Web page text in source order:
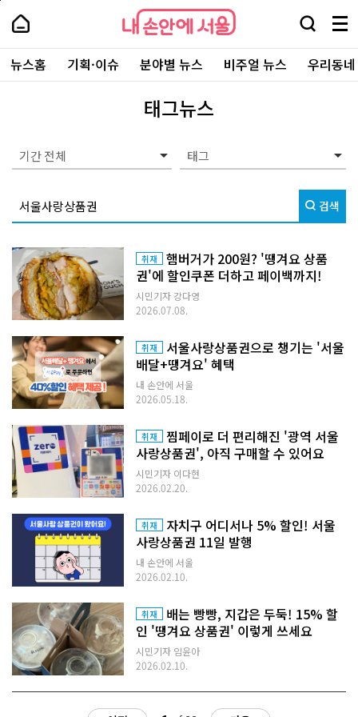
본
로
가
내
손
안
에
서
울
대
표
통
포
털
내
손
에
울
검
창
열
기
메
뉴
전
체
보
주
요
서
뉴스홈 기획·이슈 분야별 뉴스 비주얼 뉴스 우리동
태그뉴스
기간 전체
검색
취재
권'에 할인쿠폰 더하고 페이백까지!
시민기자 강다영
2026.07.08.
취재
배달+땡겨요' 혜택
내 손안에 서울
2026.05.18.
취재
사랑상품권', 아직 구매할 수 있어요
시민기자 이다현
2026.02.20.
취재
사랑상품권 11일 발행
내 손안에 서울
2026.02.10.
취재
인 '땡겨요 상품권' 이렇게 쓰세요
시민기자 임윤아
2026.02.10.
페
상
단
로